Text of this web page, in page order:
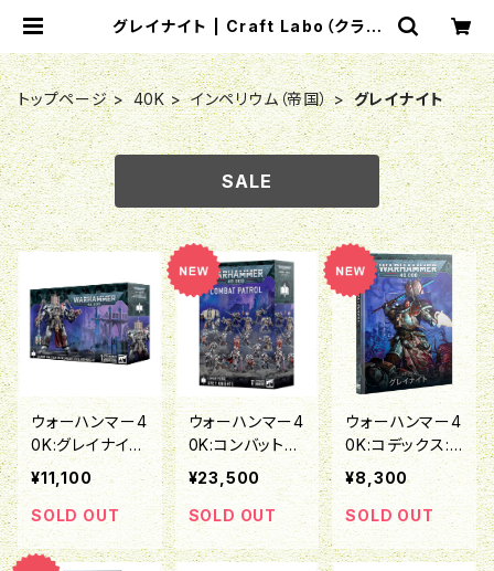
グレイナイト | Craft Labo（クラフ
ュアゲームショップ
トップページ
40K インペリウム（帝国） グレイナイト
SALE
ウォーハンマー4
0K:グレイナイト:
グランドマスター
(ネメシス・ドレッ
ドナイト装備)
¥11,100
SOLD OUT
ウォーハンマー4
0K:コンバットパ
トロール:グレイ
ナイト
¥23,500
SOLD OUT
ウォーハンマー4
0K:コデックス:
グレイナイト(日
本語版)
¥8,300
SOLD OUT